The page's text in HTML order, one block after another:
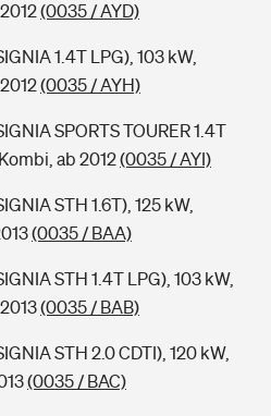
(0035 / AYD)
1.4T LPG), 103 kW,
(0035 / AYH)
SPORTS TOURER 1.4T
ab 2012(0035 / AYI)
STH 1.6T), 125 kW,
(0035 / BAA)
STH 1.4T LPG), 103 kW,
(0035 / BAB)
STH 2.0 CDTI), 120 kW,
(0035 / BAC)